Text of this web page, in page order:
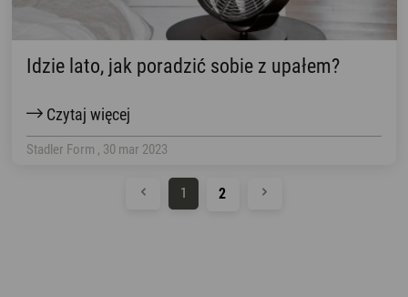
Idzie lato, jak poradzić sobie z upałem?
Czytaj więcej
Stadler Form , 30 mar 2023
1 2